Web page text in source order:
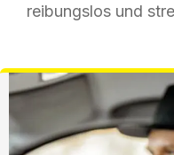
reibungslos und